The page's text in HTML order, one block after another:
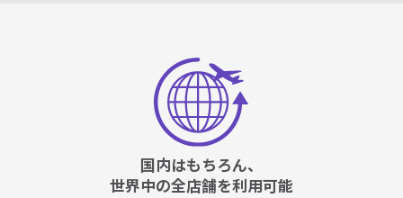
国内はもちろん、
世界中の全店舗を利用可能